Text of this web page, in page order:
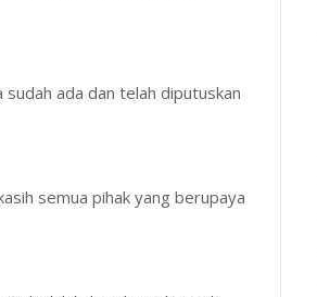
ada dan telah diputuskan
semua pihak yang berupaya